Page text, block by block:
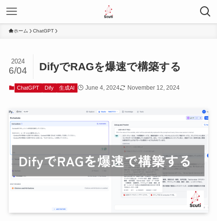
ホーム ChatGPT
DifyでRAGを爆速で構築する
2024
6/04
ChatGPT Dify 生成AI June 4, 2024 November 12, 2024